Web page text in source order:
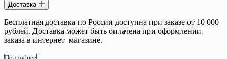
Доставка
Бесплатная доставка по России доступна при заказе от 10 000
рублей. Доставка может быть оплачена при оформлении
заказа в интернет–магазине.